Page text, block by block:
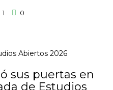
1 0
sus puertas en
de Estudios